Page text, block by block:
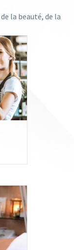
la beauté, de la